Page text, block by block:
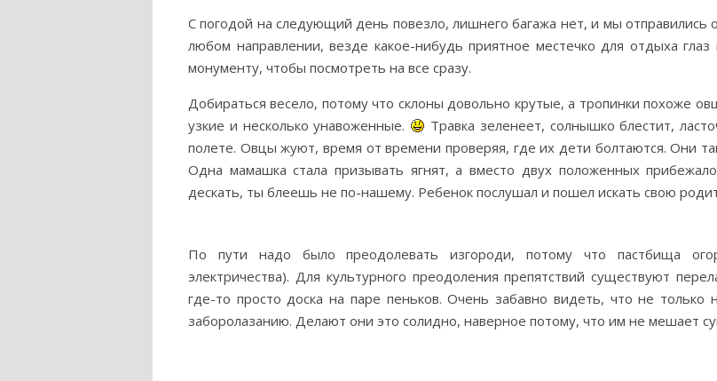
С погодой на следующий день повезло, лишнего багажа нет, и мы
любом направлении, везде какое-нибудь приятное местечко для отдыха
монументу, чтобы посмотреть на все сразу.
Добираться весело, потому что склоны довольно крутые, а тропинки похоже
узкие и несколько унавоженные.
Травка зеленеет, солнышко блестит,
полете. Овцы жуют, время от времени проверяя, где их дети болтаются. Они
Одна мамашка стала призывать ягнят, а вместо двух положенных
дескать, ты блеешь не по-нашему. Ребенок послушал и пошел искать свою
По пути надо было преодолевать изгороди, потому что пастбища
электричества). Для культурного преодоления препятствий существуют
где-то просто доска на паре пеньков. Очень забавно видеть, что не
заборолазанию. Делают они это солидно, наверное потому, что им не мешает